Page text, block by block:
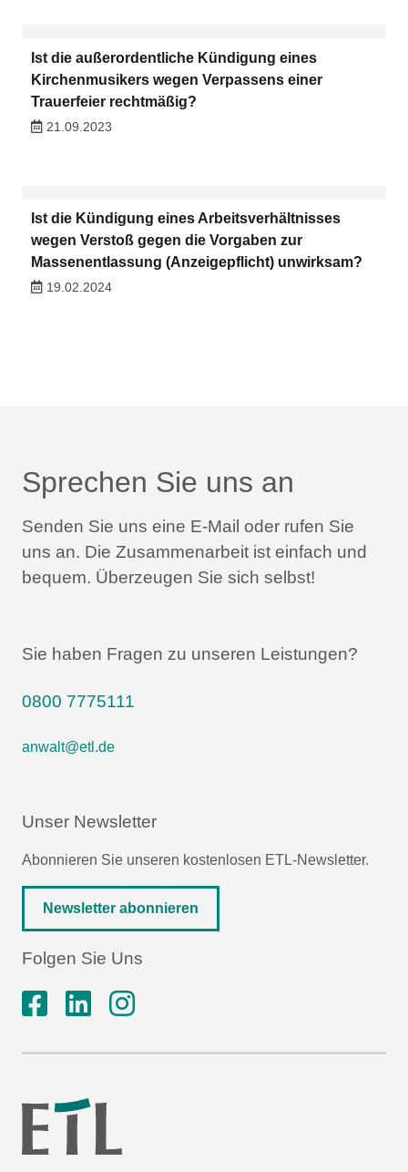
Ist die außerordentliche Kündigung eines
Kirchenmusikers wegen Verpassens einer
Trauerfeier rechtmäßig?
21.09.2023
Ist die Kündigung eines Arbeitsverhältnisses
wegen Verstoß gegen die Vorgaben zur
Massenentlassung (Anzeigepflicht) unwirksam?
19.02.2024
Sprechen Sie uns an
Senden Sie uns eine E-Mail oder rufen Sie
uns an. Die Zusammenarbeit ist einfach und
bequem. Überzeugen Sie sich selbst!
Sie haben Fragen zu unseren Leistungen?
0800 7775111
anwalt@etl.de
Unser Newsletter
Abonnieren Sie unseren kostenlosen ETL-Newsletter.
Newsletter abonnieren
Folgen Sie Uns